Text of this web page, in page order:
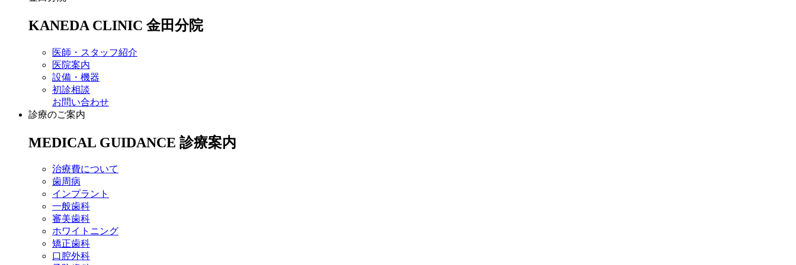
KANEDA CLINIC 金田分院
医師・スタッフ紹介
医院案内
設備・機器
初診相談
お問い合わせ
診療のご案内
MEDICAL GUIDANCE 診療案内
治療費について
歯周病
インプラント
一般歯科
審美歯科
ホワイトニング
矯正歯科
口腔外科